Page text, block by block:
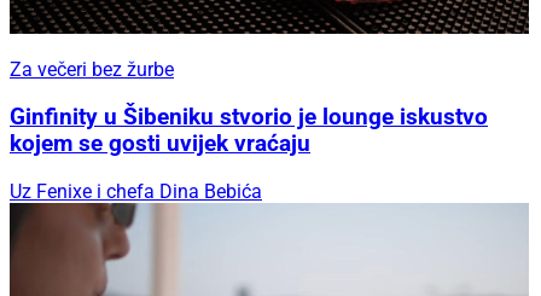
Za večeri bez žurbe
Ginfinity u Šibeniku stvorio je lounge iskustvo
kojem se gosti uvijek vraćaju
Uz Fenixe i chefa Dina Bebića